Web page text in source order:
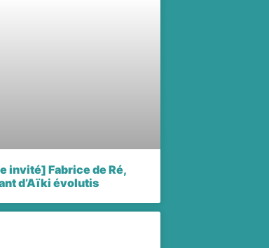
invité] Fabrice de Ré,
d’Aïki évolutis